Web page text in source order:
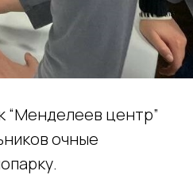
“Менделеев центр”
очные